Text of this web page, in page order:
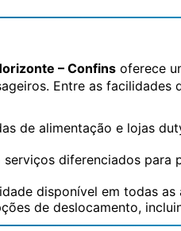
– Confins oferece
Entre as facilidades
de alimentação e lojas
diferenciados para
disponível em todas as
de deslocamento,